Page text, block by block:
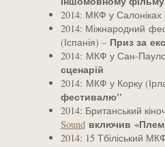
2014: МКФ у
2014: Міжнародний
(Іспанія) – Приз за
2014: МКФ у Сан-
сценарій
2014: МКФ у Корку
фестивалю"
2014: Британський
Sound включив
2014: 15 Тбіліський